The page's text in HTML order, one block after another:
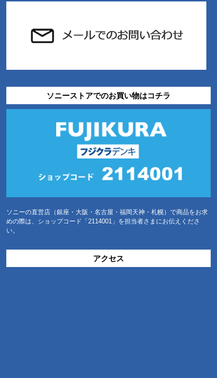
ソニーストアでのお買い物はコチラ
ソニーの直営店（銀座・大阪・名古屋・福岡天神・札幌）で商品をお求
めの際は、ショップコード「2114001」を担当者さまにお伝えくださ
い。
アクセス